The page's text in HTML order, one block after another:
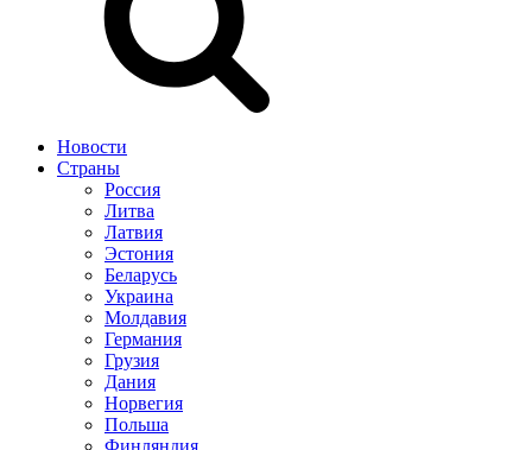
Новости
Страны
Россия
Литва
Латвия
Эстония
Беларусь
Украина
Молдавия
Германия
Грузия
Дания
Норвегия
Польша
Финляндия